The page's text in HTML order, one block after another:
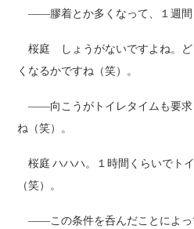
――膠着とか多くなって、１週間
桜庭 しょうがないですよね。ど
くなるかですね（笑）。
――向こうがトイレタイムも要求
ね（笑）。
桜庭 ハハハ。１時間くらいでト
（笑）。
――この条件を呑んだことによっ